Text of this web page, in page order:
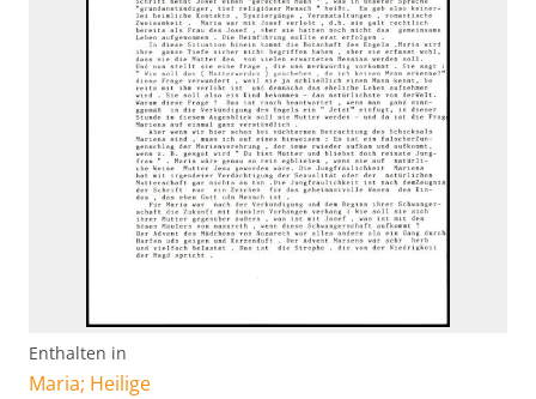
Enthalten in
Maria; Heilige